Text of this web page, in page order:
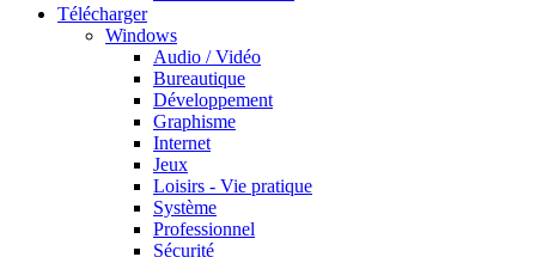
Télécharger
Windows
Audio / Vidéo
Bureautique
Développement
Graphisme
Internet
Jeux
Loisirs - Vie pratique
Système
Professionnel
Sécurité